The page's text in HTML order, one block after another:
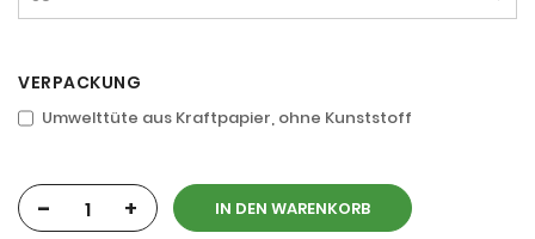
VERPACKUNG
Umwelttüte aus Kraftpapier, ohne Kunststoff
- + IN DEN WARENKORB